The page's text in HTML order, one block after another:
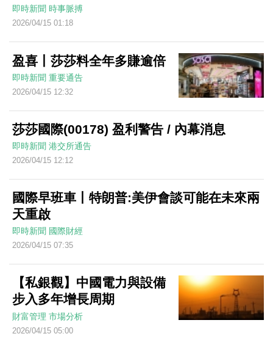
即時新聞 時事脈搏
2026/04/15 01:18
盈喜丨莎莎料全年多賺逾倍
即時新聞 重要通告
2026/04/15 12:32
莎莎國際(00178) 盈利警告 / 內幕消息
即時新聞 港交所通告
2026/04/15 12:12
國際早班車丨特朗普:美伊會談可能在未來兩
天重啟
即時新聞 國際財經
2026/04/15 07:35
【私銀觀】中國電力與設備
步入多年增長周期
財富管理 市場分析
2026/04/15 05:00